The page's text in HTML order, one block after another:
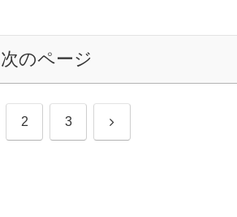
次のページ
2 3 次